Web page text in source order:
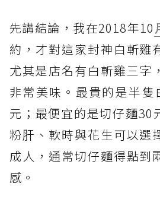
先講結論，我在2018年10
約，才對這家封神白斬雞
尤其是店名有白斬雞三字
非常美味。最貴的是半隻
元；最便宜的是切仔麵30
粉肝、軟時與花生可以選
成人，通常切仔麵得點到
感。